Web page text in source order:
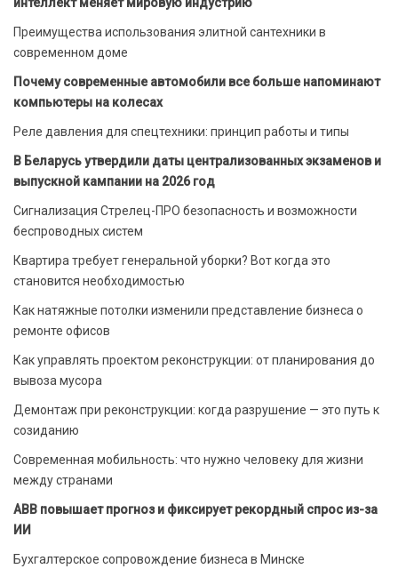
Преимущества использования элитной сантехники в
современном доме
Почему современные автомобили все больше напоминают
компьютеры на колесах
Реле давления для спецтехники: принцип работы и типы
В Беларусь утвердили даты централизованных экзаменов и
выпускной кампании на 2026 год
Сигнализация Стрелец-ПРО безопасность и возможности
беспроводных систем
Квартира требует генеральной уборки? Вот когда это
становится необходимостью
Как натяжные потолки изменили представление бизнеса о
ремонте офисов
Как управлять проектом реконструкции: от планирования до
вывоза мусора
Демонтаж при реконструкции: когда разрушение — это путь к
созиданию
Современная мобильность: что нужно человеку для жизни
между странами
ABB повышает прогноз и фиксирует рекордный спрос из-за
ИИ
Бухгалтерское сопровождение бизнеса в Минске